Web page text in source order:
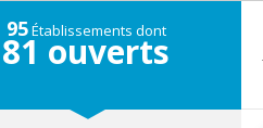
95Établissements dont
81 ouverts